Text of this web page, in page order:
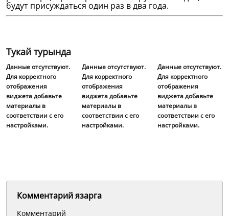
будут присуждаться один раз в два года.
Тукай турында
Данные отсутствуют.
Для корректного
отображения
виджета добавьте
материалы в
соответствии с его
настройками.
Данные отсутствуют.
Для корректного
отображения
виджета добавьте
материалы в
соответствии с его
настройками.
Данные отсутствуют.
Для корректного
отображения
виджета добавьте
материалы в
соответствии с его
настройками.
Комментарий язарга
Комментарий